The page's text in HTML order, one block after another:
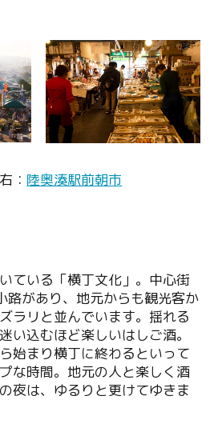
： 陸奥湊駅前朝市
ている「横丁文化」。中心街
路があり、地元からも観光客か
ラリと並んでいます。揺れる
い込むほど楽しいはしご酒。
始まり横丁に終わるといって
な時間。地元の人と楽しく酒
夜は、ゆるりと更けてゆきま